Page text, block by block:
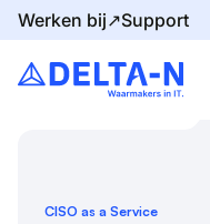
Werken bij↗Support
Home Oplossingen CISO as
CISO as a Service